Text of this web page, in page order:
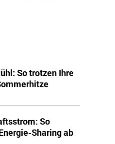
So trotzen Ihre
So
Sharing ab